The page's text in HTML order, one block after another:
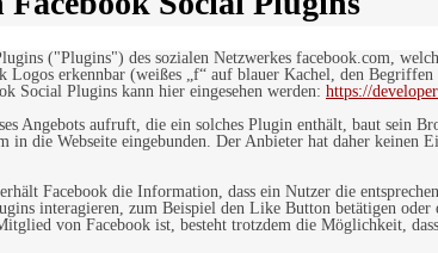
("Plugins") des sozialen Netzwerkes facebook.com,
Logos erkennbar (weißes „f“ auf blauer Kachel, den
Social Plugins kann hier eingesehen werden: https://
Angebots aufruft, die ein solches Plugin enthält, baut
in die Webseite eingebunden. Der Anbieter hat daher
Facebook die Information, dass ein Nutzer die
interagieren, zum Beispiel den Like Button betätigen
von Facebook ist, besteht trotzdem die Möglichkeit,